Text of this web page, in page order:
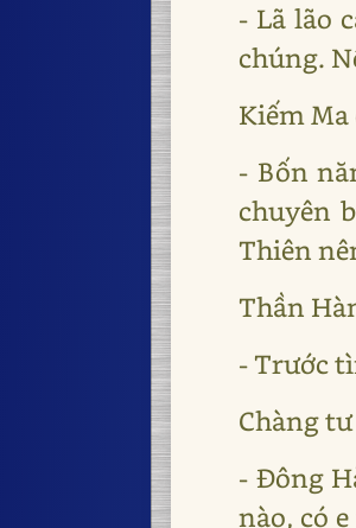
- Lã lão
chúng.
Kiếm
- Bốn
chuyên
Thiên
Thần
- Trước
Chàng
- Đông
nào, có